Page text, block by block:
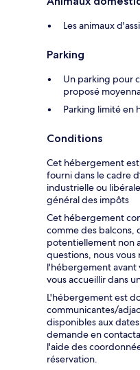
Les animaux
Parking
Un parking pour
proposé
Parking limité en
Conditions
Cet hébergement
fourni dans le cadre
industrielle ou
général des impôts
Cet hébergement
comme des balcons,
potentiellement non
questions, nous
l'hébergement avant
vous accueillir dans
L'hébergement est
communicantes/
disponibles aux
demande en
l'aide des
réservation.